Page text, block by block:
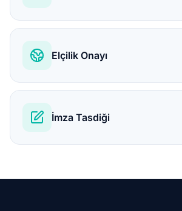
Elçilik Onayı
İmza Tasdiği